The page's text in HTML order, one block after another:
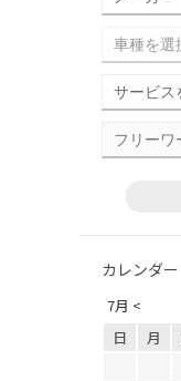
カレンダー
7月 <
日 月